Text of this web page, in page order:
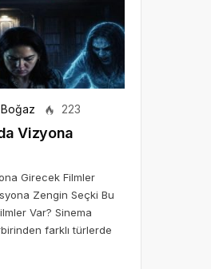
223
Vizyona
Girecek Filmler
Zengin Seçki Bu
Var? Sinema
farklı türlerde